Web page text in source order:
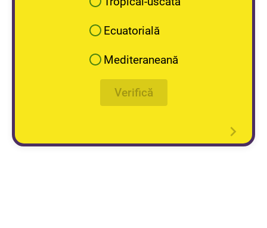
Ecuatorială
Mediteraneană
Verifică